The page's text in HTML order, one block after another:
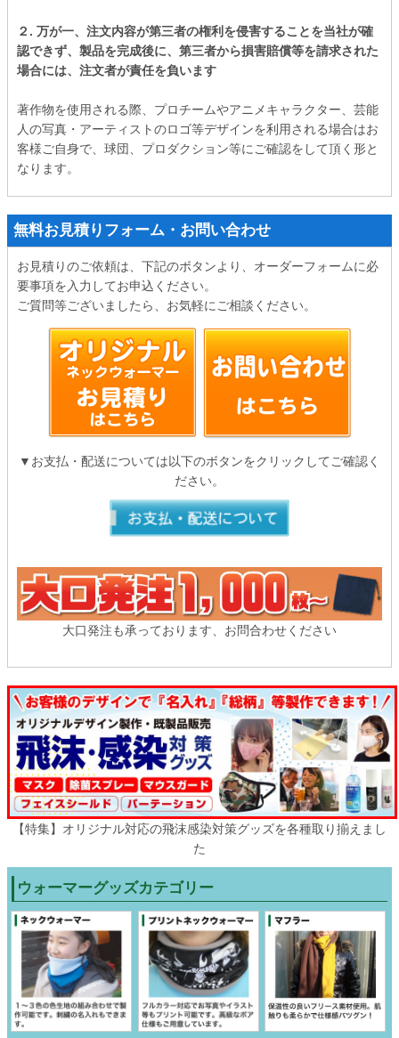
２. 万が一、注文内容が第三者の権利を侵害することを当社が確
認できず、製品を完成後に、第三者から損害賠償等を請求された
場合には、注文者が責任を負います
著作物を使用される際、プロチームやアニメキャラクター、芸能
人の写真・アーティストのロゴ等デザインを利用される場合はお
客様ご自身で、球団、プロダクション等にご確認をして頂く形と
なります。
無料お見積りフォーム・お問い合わせ
お見積りのご依頼は、下記のボタンより、オーダーフォームに必
要事項を入力してお申込ください。
ご質問等ございましたら、お気軽にご相談ください。
▼お支払・配送については以下のボタンをクリックしてご確認く
ださい。
大口発注も承っております、お問合わせください
【特集】オリジナル対応の飛沫感染対策グッズを各種取り揃えまし
た
ウォーマーグッズカテゴリー